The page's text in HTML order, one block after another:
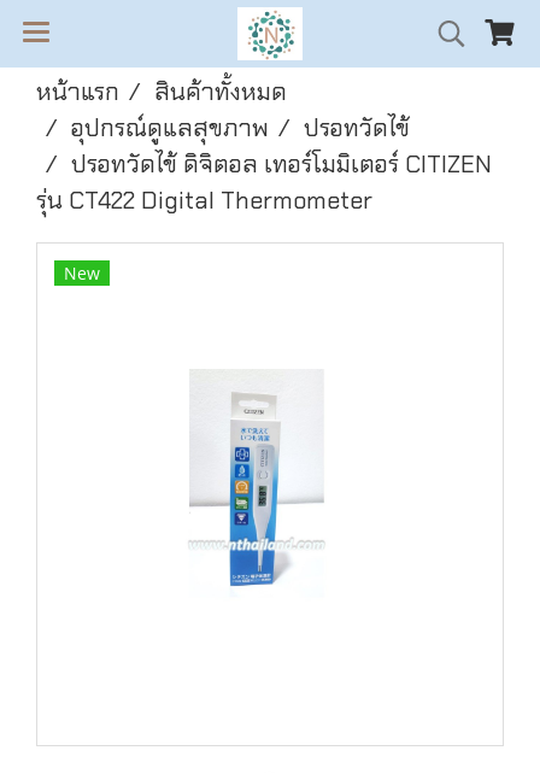
หน้าแรก
สินค้าทั้งหมด
อุปกรณ์ดูแลสุขภาพ
ปรอทวัดไข้
ปรอทวัดไข้ ดิจิตอล เทอร์โมมิเตอร์ CITIZEN
รุ่น CT422 Digital Thermometer
New